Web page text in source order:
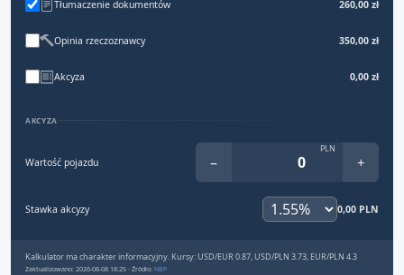
Tłumaczenie dokumentów 260,00 zł
Opinia rzeczoznawcy 350,00 zł
Akcyza 0,00 zł
AKCYZA
Wartość pojazdu −
PLN
+
Stawka akcyzy 0,00 PLN
Kalkulator ma charakter informacyjny. Kursy: USD/EUR 0.87, USD/PLN 3.73, EUR/PLN 4.3
Zaktualizowano: 2026-08-08 18:25 · Źródło: NBP